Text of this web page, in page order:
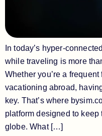
In today’s hyper-
while traveling is more
Whether you’re a
vacationing abroad,
key. That’s where
platform designed to
globe. What […]